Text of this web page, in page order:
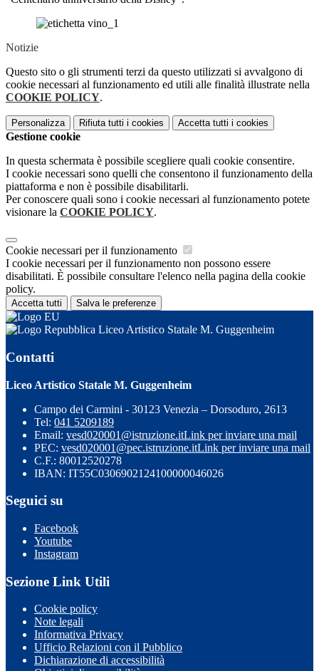
Notizie
Questo sito o gli strumenti terzi da questo utilizzati si avvalgono di
cookie necessari al funzionamento ed utili alle finalità illustrate nella
COOKIE POLICY.
Personalizza Rifiuta tutti i cookies Accetta tutti i cookies
Gestione cookie
In questa schermata è possibile scegliere quali cookie consentire.
I cookie necessari sono quelli che consentono il funzionamento della
piattaforma e non è possibile disabilitarli.
Per conoscere quali sono i cookie necessari al funzionamento potete
visionare la COOKIE POLICY.
Cookie necessari per il funzionamento
I cookie necessari per il funzionamento non possono essere
disabilitati. È possibile consultare l'elenco nella pagina della cookie
policy.
Accetta tutti Salva le preferenze
Liceo Artistico Statale M. Guggenheim
Contatti
Liceo Artistico Statale M. Guggenheim
Campo dei Carmini - 30123 Venezia – Dorsoduro, 2613
Tel: 041 5209189
Email: vesd020001@istruzione.itLink per inviare una mail
PEC: vesd020001@pec.istruzione.itLink per inviare una mail
C.F.: 80012520278
IBAN: IT55C0306902124100000046026
Seguici su
Facebook
Youtube
Instagram
Sezione Link Utili
Cookie policy
Note legali
Informativa Privacy
Ufficio Relazioni con il Pubblico
Dichiarazione di accessibilità